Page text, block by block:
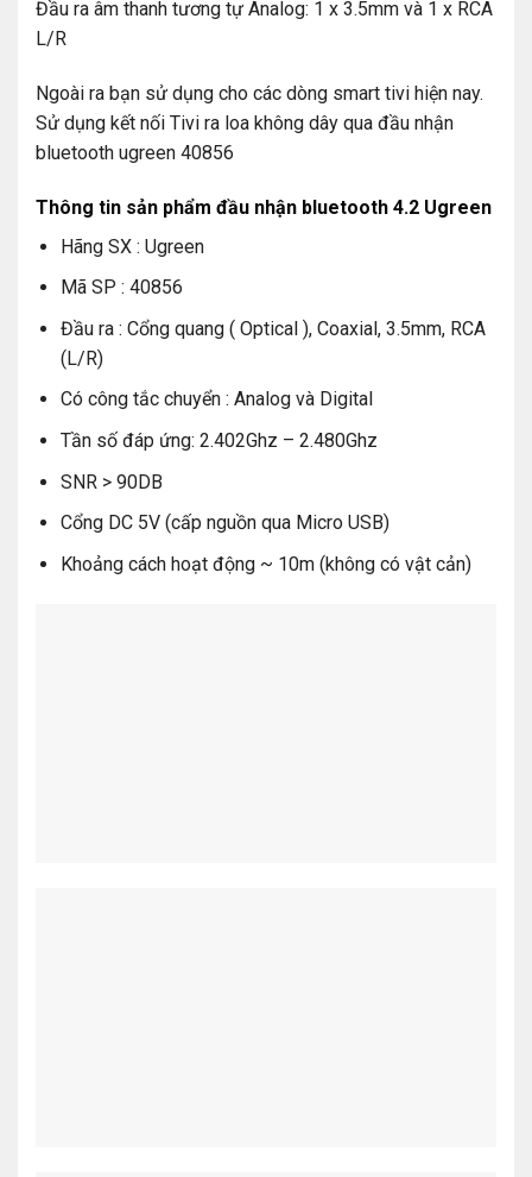
Đầu ra âm thanh tương tự Analog: 1 x 3.5mm và 1 x RCA
L/R
Ngoài ra bạn sử dụng cho các dòng smart tivi hiện nay.
Sử dụng kết nối Tivi ra loa không dây qua đầu nhận
bluetooth ugreen 40856
Thông tin sản phẩm đầu nhận bluetooth 4.2 Ugreen
Hãng SX : Ugreen
Mã SP : 40856
Đầu ra : Cổng quang ( Optical ), Coaxial, 3.5mm, RCA
(L/R)
Có công tắc chuyển : Analog và Digital
Tần số đáp ứng: 2.402Ghz – 2.480Ghz
SNR > 90DB
Cổng DC 5V (cấp nguồn qua Micro USB)
Khoảng cách hoạt động ~ 10m (không có vật cản)